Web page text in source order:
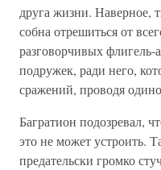
друга жизни. Наверное,
собна отрешиться от
разговор­чивых
подружек, ра­ди него,
сражений, проводя
Багратион подозревал,
это не может устроить.
предательски громко